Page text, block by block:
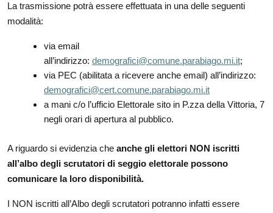
La trasmissione potrà essere effettuata in una delle seguenti
modalità:
via email
all’indirizzo: demografici@comune.parabiago.mi.it;
via PEC (abilitata a ricevere anche email) all’indirizzo:
demografici@cert.comune.parabiago.mi.it
a mani c/o l’ufficio Elettorale sito in P.zza della Vittoria, 7
negli orari di apertura al pubblico.
A riguardo si evidenzia che anche gli elettori NON iscritti
all’albo degli scrutatori di seggio elettorale possono
comunicare la loro disponibilità.
I NON iscritti all’Albo degli scrutatori potranno infatti essere